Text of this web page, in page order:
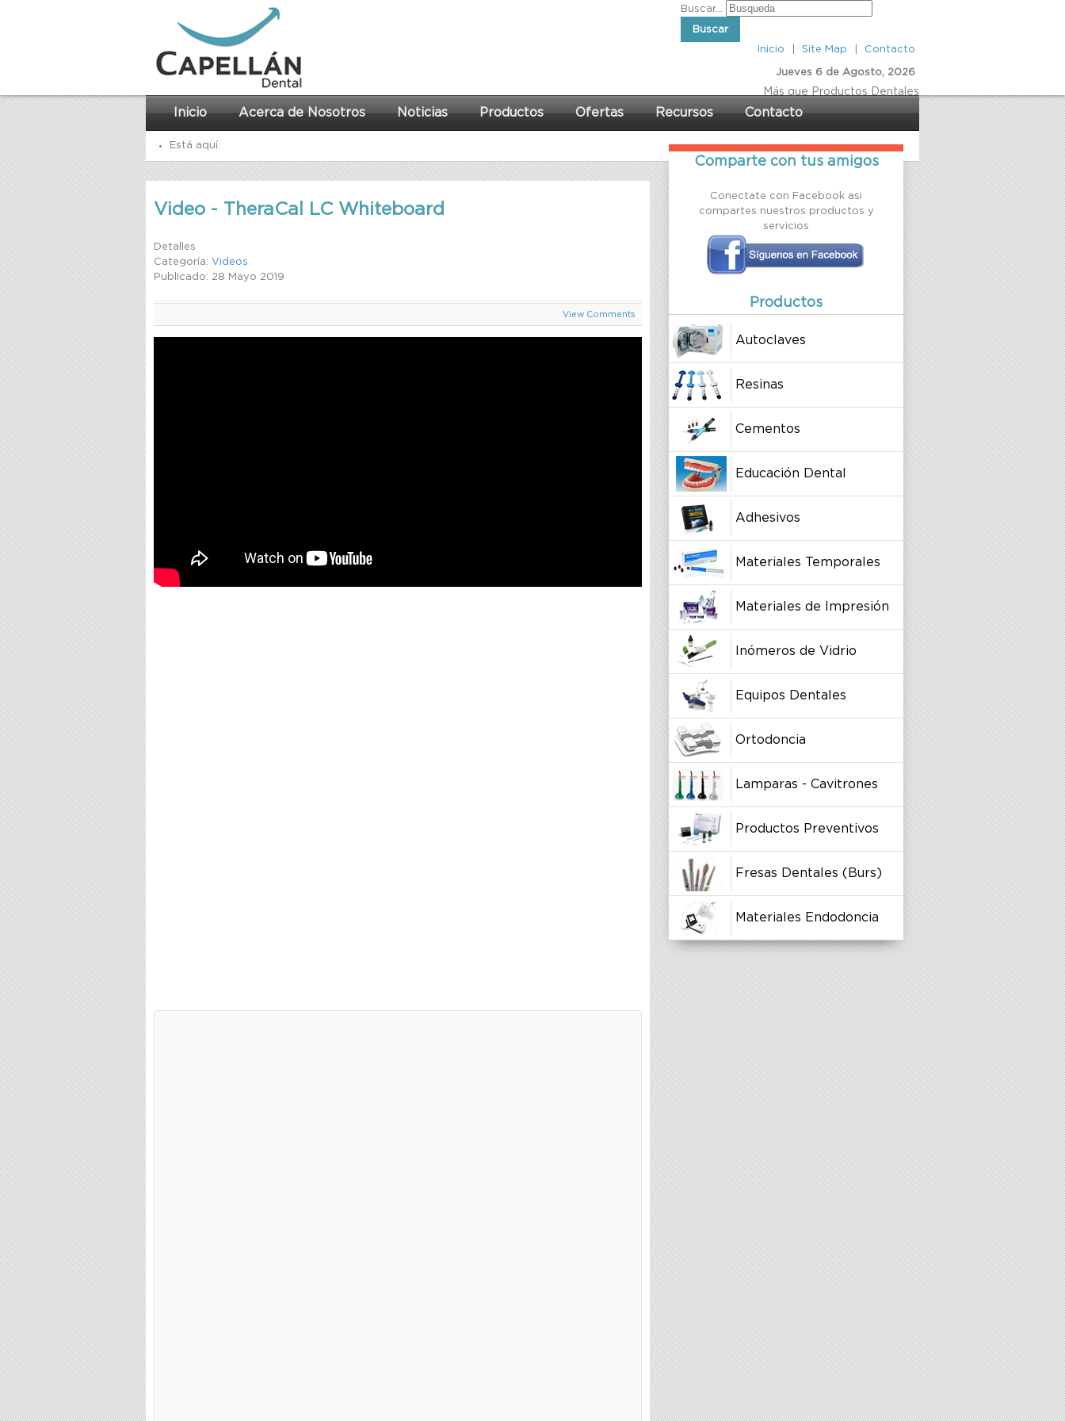
Buscar...
Buscar
Inicio Site Map Contacto
Jueves 6 de Agosto, 2026
Más que Productos Dentales
Inicio Acerca de Nosotros Noticias Productos Ofertas Recursos Contacto
Está aquí:
Inicio
Recursos
Video - Bisco's TheraCal LC Technique
Video - TheraCal LC Whiteboard
Detalles
Categoría: Videos
Publicado: 28 Mayo 2019
View Comments
Comparte con tus amigos
Conectate con Facebook asi
compartes nuestros productos y
servicios
Productos
Autoclaves
Resinas
Cementos
Educación Dental
Adhesivos
Materiales Temporales
Materiales de Impresión
Inómeros de Vidrio
Equipos Dentales
Ortodoncia
Lamparas - Cavitrones
Productos Preventivos
Fresas Dentales (Burs)
Materiales Endodoncia